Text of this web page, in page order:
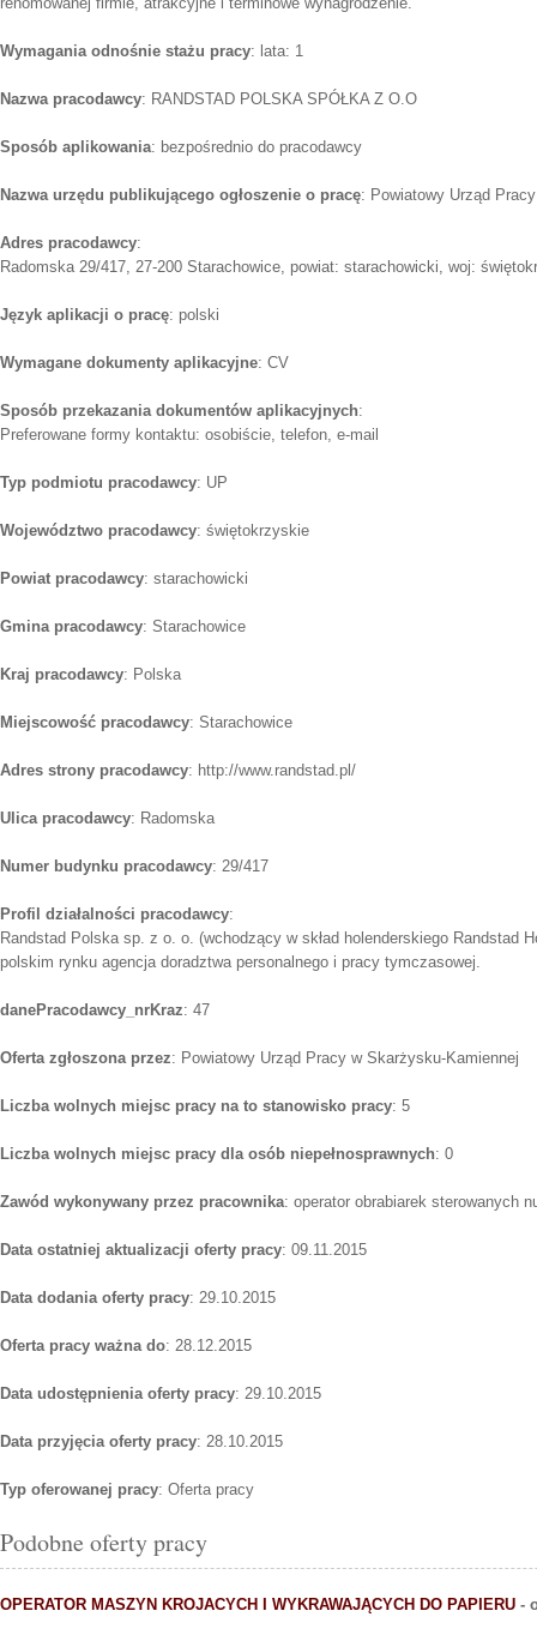
Wymagania odnośnie stażu pracy: lata: 1
Nazwa pracodawcy: RANDSTAD POLSKA SPÓŁKA Z O.O
Sposób aplikowania: bezpośrednio do pracodawcy
Nazwa urzędu publikującego ogłoszenie o pracę: Powiatowy Urząd
Adres pracodawcy:
Radomska 29/417, 27-200 Starachowice, powiat: starachowicki, woj:
Język aplikacji o pracę: polski
Wymagane dokumenty aplikacyjne: CV
Sposób przekazania dokumentów aplikacyjnych:
Preferowane formy kontaktu: osobiście, telefon, e-mail
Typ podmiotu pracodawcy: UP
Województwo pracodawcy: świętokrzyskie
Powiat pracodawcy: starachowicki
Gmina pracodawcy: Starachowice
Kraj pracodawcy: Polska
Miejscowość pracodawcy: Starachowice
Adres strony pracodawcy: http://www.randstad.pl/
Ulica pracodawcy: Radomska
Numer budynku pracodawcy: 29/417
Profil działalności pracodawcy:
Randstad Polska sp. z o. o. (wchodzący w skład holenderskiego Randstad
polskim rynku agencja doradztwa personalnego i pracy tymczasowej.
danePracodawcy_nrKraz: 47
Oferta zgłoszona przez: Powiatowy Urząd Pracy w Skarżysku-Kamiennej
Liczba wolnych miejsc pracy na to stanowisko pracy: 5
Liczba wolnych miejsc pracy dla osób niepełnosprawnych: 0
Zawód wykonywany przez pracownika: operator obrabiarek sterowanych
Data ostatniej aktualizacji oferty pracy: 09.11.2015
Data dodania oferty pracy: 29.10.2015
Oferta pracy ważna do: 28.12.2015
Data udostępnienia oferty pracy: 29.10.2015
Data przyjęcia oferty pracy: 28.10.2015
Typ oferowanej pracy: Oferta pracy
Podobne oferty pracy
OPERATOR MASZYN KROJACYCH I WYKRAWAJĄCYCH DO PAPIERU -